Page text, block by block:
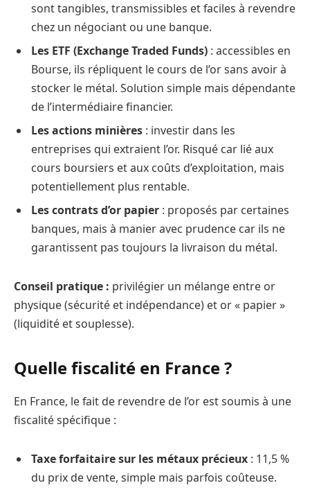
sont tangibles, transmissibles et faciles à revendre
chez un négociant ou une banque.
Les ETF (Exchange Traded Funds) : accessibles en
Bourse, ils répliquent le cours de l’or sans avoir à
stocker le métal. Solution simple mais dépendante
de l’intermédiaire financier.
Les actions minières : investir dans les
entreprises qui extraient l’or. Risqué car lié aux
cours boursiers et aux coûts d’exploitation, mais
potentiellement plus rentable.
Les contrats d’or papier : proposés par certaines
banques, mais à manier avec prudence car ils ne
garantissent pas toujours la livraison du métal.
Conseil pratique : privilégier un mélange entre or
physique (sécurité et indépendance) et or « papier »
(liquidité et souplesse).
Quelle fiscalité en France ?
En France, le fait de revendre de l’or est soumis à une
fiscalité spécifique :
Taxe forfaitaire sur les métaux précieux : 11,5 %
du prix de vente, simple mais parfois coûteuse.